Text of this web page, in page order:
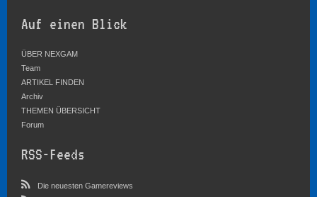
Auf einen Blick
ÜBER NEXGAM
Team
ARTIKEL FINDEN
Archiv
THEMEN ÜBERSICHT
Forum
RSS-Feeds
Die neuesten Gamereviews